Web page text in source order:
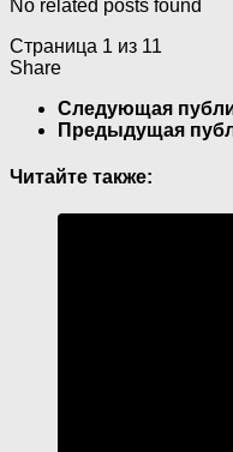
No related posts found
Страница 1 из 11
Share
Следующая
Предыдущая
Читайте также: